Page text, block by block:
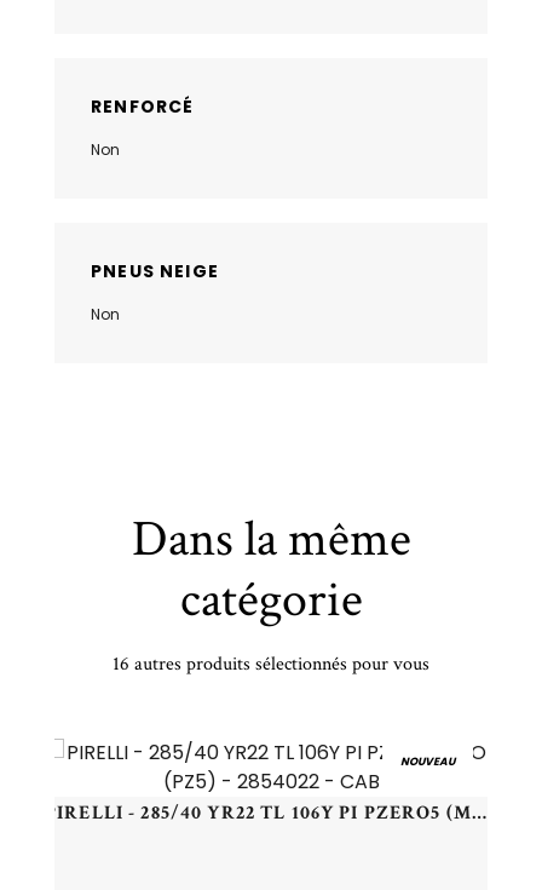
RENFORCÉ
Non
PNEUS NEIGE
Non
Dans la même
catégorie
16 autres produits sélectionnés pour vous
NOUVEAU
PIRELLI - 285/40 YR22 TL 106Y PI PZERO5 (MO) (PZ5) - 2854022 - CAB